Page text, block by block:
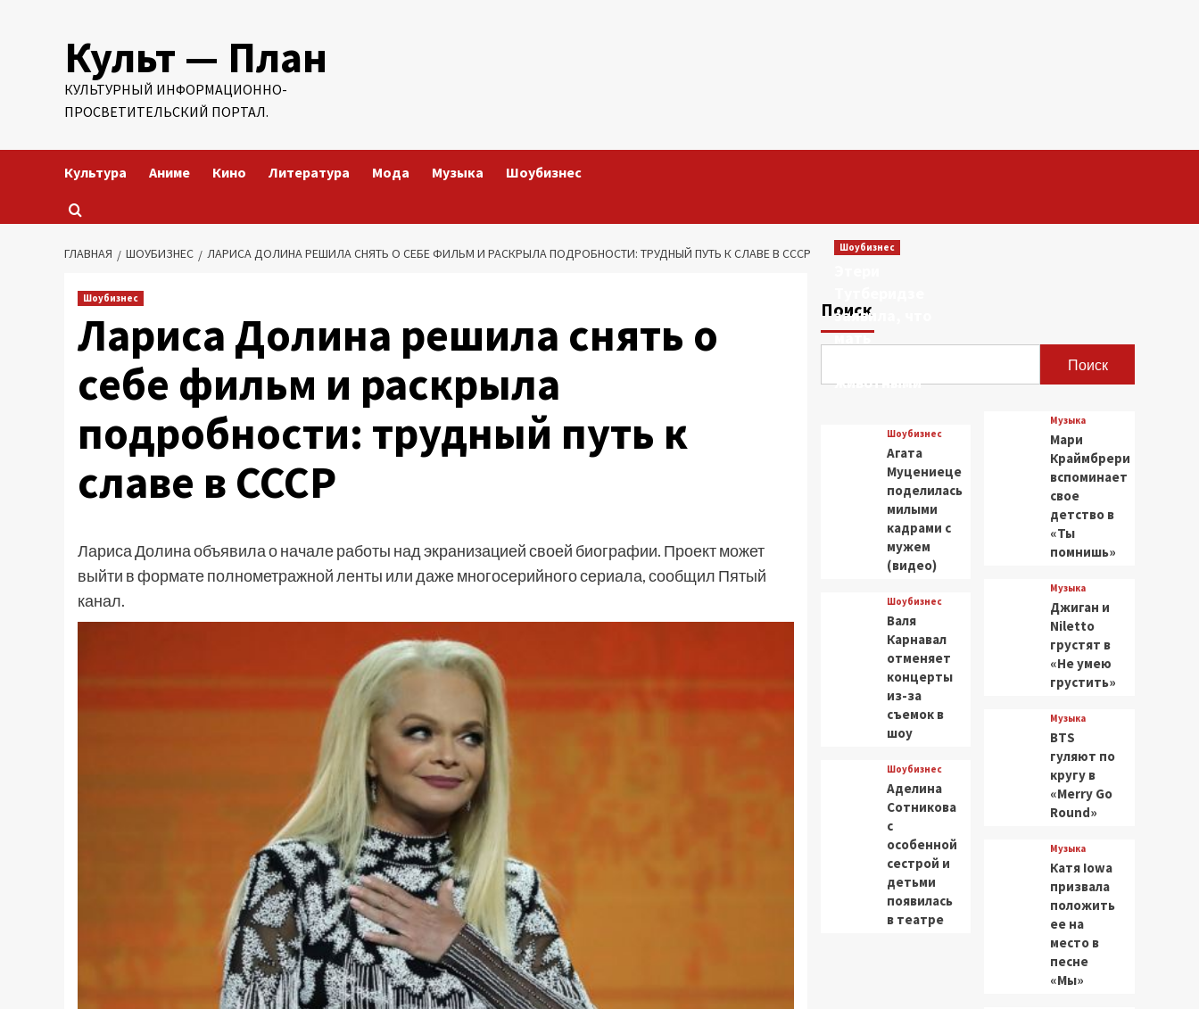
содержимомуКульт — План
КУЛЬТУРНЫЙ ИНФОРМАЦИОННО-
ПРОСВЕТИТЕЛЬСКИЙ ПОРТАЛ.
Культура Аниме Кино Литература Мода Музыка Шоубизнес
ГЛАВНАЯ ШОУБИЗНЕС ЛАРИСА ДОЛИНА РЕШИЛА СНЯТЬ О СЕБЕ ФИЛЬМ И РАСКРЫЛА ПОДРОБНОСТИ: ТРУДНЫЙ ПУТЬ К СЛАВЕ В СССР
Шоубизнес
Лариса Долина решила снять о
себе фильм и раскрыла
подробности: трудный путь к
славе в СССР
Лариса Долина объявила о начале работы над экранизацией своей биографии. Проект может
выйти в формате полнометражной ленты или даже многосерийного сериала, сообщил Пятый
канал.
Поиск
Поиск
Шоубизнес
заявила, что
мать
животными
Шоубизнес
Агата
Муцениеце
поделилась
милыми
кадрами с
мужем
(видео)
Шоубизнес
Валя
Карнавал
отменяет
концерты
из-за
съемок в
шоу
Шоубизнес
Аделина
Сотникова
с
особенной
сестрой и
детьми
появилась
в театре
Музыка
Мари
Краймбрери
вспоминает
свое
детство в
«Ты
помнишь»
Музыка
Джиган и
Niletto
грустят в
«Не умею
грустить»
Музыка
BTS
гуляют по
кругу в
«Merry Go
Round»
Музыка
Катя Iowa
призвала
положить
ее на
место в
песне
«Мы»